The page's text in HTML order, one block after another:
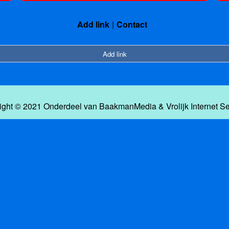
Add link Contact
Add link
© 2021 Onderdeel van BaakmanMedia& Vrolijk Internet